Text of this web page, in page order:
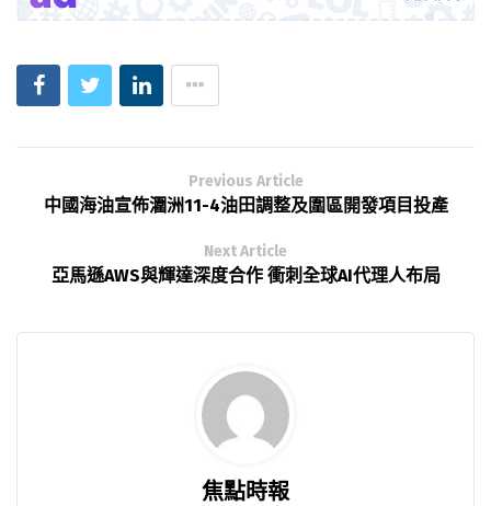
Previous Article
中國海油宣佈潿洲11-4油田調整及圍區開發項目投產
Next Article
亞馬遜AWS與輝達深度合作 衝刺全球AI代理人布局
焦點時報